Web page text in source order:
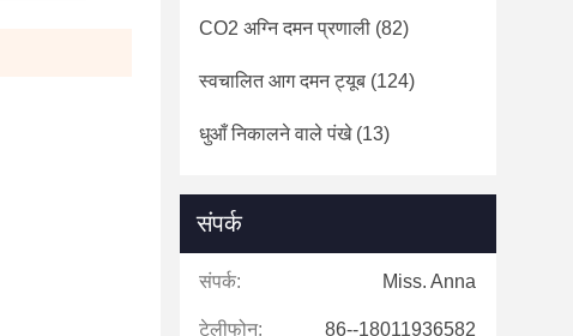
CO2 अग्नि दमन प्रणाली (82)
स्वचालित आग दमन ट्यूब (124)
धुआँ निकालने वाले पंखे(13)
संपर्क
संपर्क: Miss. Anna
टेलीफोन: 86--18011936582